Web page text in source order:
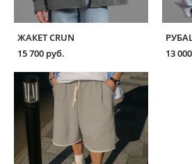
ЖАКЕТ CRUN
15 700 pуб.
13